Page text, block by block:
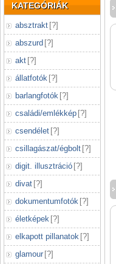
KATEGÓRIÁK
absztrakt [?]
abszurd [?]
akt [?]
állatfotók [?]
barlangfotók [?]
családi/emlékkép [?]
csendélet [?]
csillagászat/égbolt [?]
digit. illusztráció [?]
divat [?]
dokumentumfotók [?]
életképek [?]
elkapott pillanatok [?]
glamour [?]